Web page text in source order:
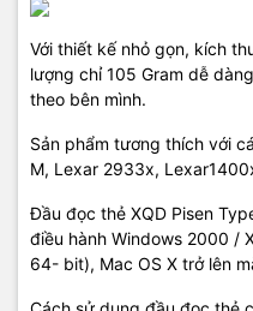
Với thiết kế nhỏ gọn, kích
lượng chỉ 105 Gram dễ
theo bên mình.
Sản phẩm tương thích với
M, Lexar 2933x,
Đầu đọc thẻ XQD Pisen
điều hành Windows 2000 /
64- bit), Mac OS X trở lên